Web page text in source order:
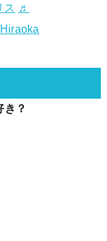
ス
♬
き？